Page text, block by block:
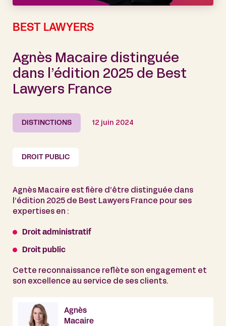
BEST LAWYERS
Agnès Macaire distinguée
dans l’édition 2025 de Best
Lawyers France
DISTINCTIONS 12 juin 2024
DROIT PUBLIC
Agnès Macaire est fière d’être distinguée dans
l’édition 2025 de Best Lawyers France pour ses
expertises en :
Droit administratif
Droit public
Cette reconnaissance reflète son engagement et
son excellence au service de ses clients.
Agnès
Macaire